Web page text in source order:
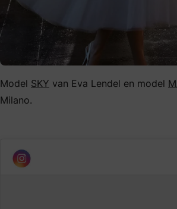
Model SKY van Eva Lendel en model
Milano.